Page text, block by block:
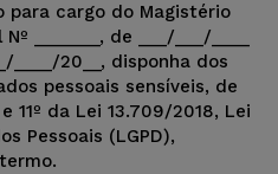
para cargo do Magistério
_______, de ___/___/____
____/20__, disponha dos
pessoais sensíveis, de
11º da Lei 13.709/2018, Lei
Pessoais (LGPD),